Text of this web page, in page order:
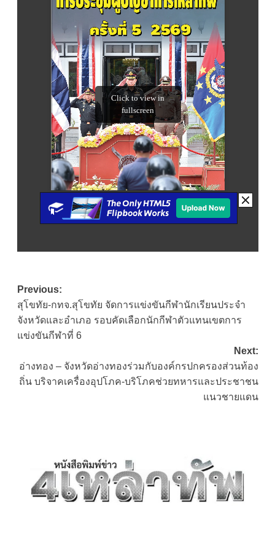
Post
navigation
Previous:
สุโขทัย-กทจ.สุโขทัย จัดการแข่งขันกีฬานักเรียนประจำ
จังหวัดและอำเภอ รอบคัดเลือกนักกีฬาตัวแทนเขตการ
แข่งขันกีฬาที่ 6
Next:
อ่างทอง – จังหวัดอ่างทองร่วมกับองค์กรปกครองส่วนท้อง
ถิ่น บริจาคเครื่องอุปโภค-บริโภคช่วยทหารและประชาชน
แนวชายแดน